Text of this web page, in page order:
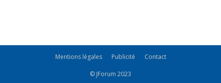
Mentions légales Publicité Contact
© JForum 2023